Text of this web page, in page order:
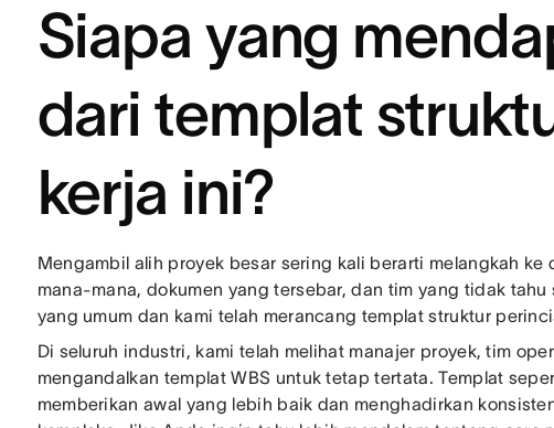
Siapa yang
dari templat
kerja ini?
Mengambil alih proyek besar sering kali berarti melangkah
mana-mana, dokumen yang tersebar, dan tim yang tidak
yang umum dan kami telah merancang templat struktur
Di seluruh industri, kami telah melihat manajer proyek, tim
mengandalkan templat WBS untuk tetap tertata. Templat
memberikan awal yang lebih baik dan menghadirkan